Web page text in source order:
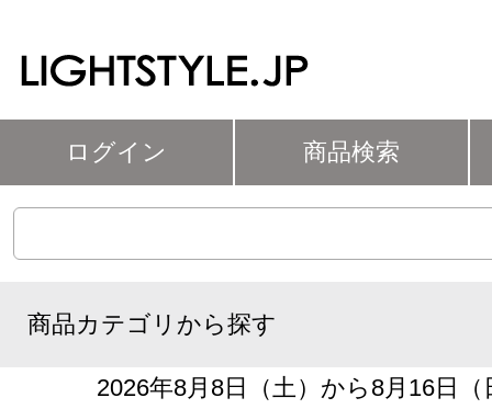
ログイン 商品検索
商品カテゴリから探す
2026年8月8日（土）から8月16日